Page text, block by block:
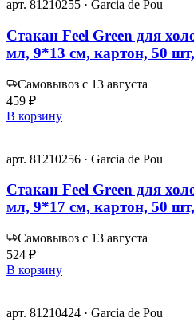
арт. 81210255 · Garcia de Pou
Стакан Feel Green для
мл, 9*13 см, картон, 50
Самовывоз с 13 августа
459 ₽
В корзину
арт. 81210256 · Garcia de Pou
Стакан Feel Green для
мл, 9*17 см, картон, 50
Самовывоз с 13 августа
524 ₽
В корзину
арт. 81210424 · Garcia de Pou